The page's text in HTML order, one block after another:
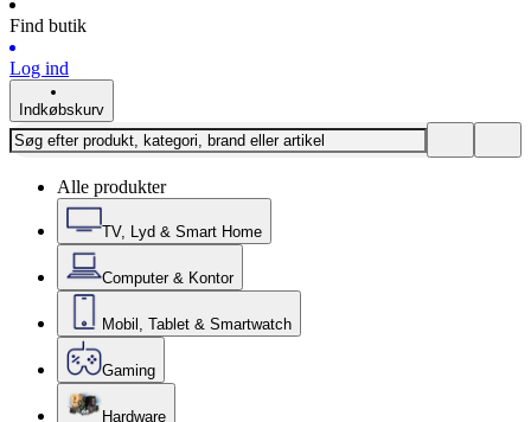
Find butik
Log ind
Indkøbskurv
Alle produkter
TV, Lyd & Smart Home
Computer & Kontor
Mobil, Tablet & Smartwatch
Gaming
Hardware